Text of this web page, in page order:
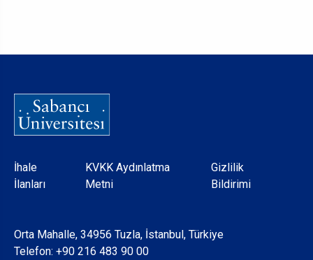
Dipnot
İhale
İlanları
KVKK Aydınlatma
Metni
Gizlilik
Bildirimi
Orta Mahalle, 34956 Tuzla, İstanbul, Türkiye
Telefon: +90 216 483 90 00